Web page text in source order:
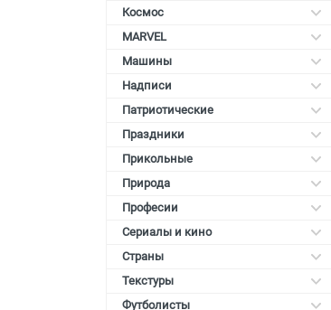
Космос
MARVEL
Машины
Надписи
Патриотические
Праздники
Прикольные
Природа
Професии
Сериалы и кино
Страны
Текстуры
Футболисты